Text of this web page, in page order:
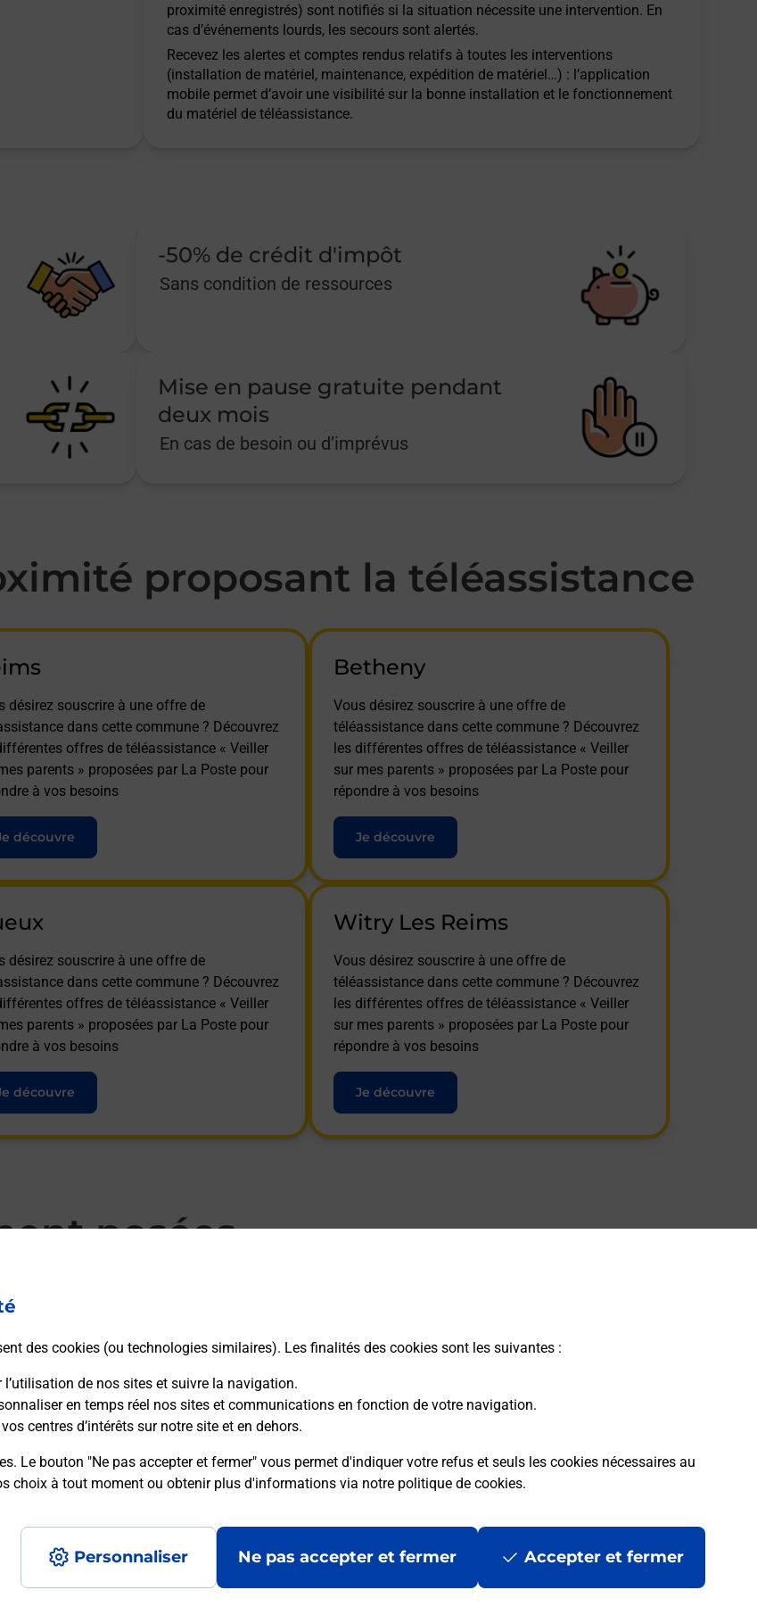
des cookies (ou technologies similaires). Les finalités des cookies sont les suivantes :
de nos sites et suivre la navigation.
en temps réel nos sites et communications en fonction de votre navigation.
centres d’intérêts sur notre site et en dehors.
Le bouton "Ne pas accepter et fermer" vous permet d'indiquer votre refus et seuls les cookies nécessaires au
choix à tout moment ou obtenir plus d'informations via notre politique de cookies.
Personnaliser Ne pas accepter et fermer Accepter et fermer
proximité enregistrés) sont notifiés si la situation nécessite une intervention. En
cas d’événements lourds, les secours sont alertés.
Recevez les alertes et comptes rendus relatifs à toutes les interventions
(installation de matériel, maintenance, expédition de matériel…) : l’application
mobile permet d’avoir une visibilité sur la bonne installation et le fonctionnement
du matériel de téléassistance.
-50% de crédit d'impôt
Sans condition de ressources
Mise en pause gratuite pendant
deux mois
En cas de besoin ou d’imprévus
proposant la téléassistance
désirez souscrire à une offre de
dans cette commune ? Découvrez
offres de téléassistance « Veiller
parents » proposées par La Poste pour
à vos besoins
découvre
Betheny
Vous désirez souscrire à une offre de
téléassistance dans cette commune ? Découvrez
les différentes offres de téléassistance « Veiller
sur mes parents » proposées par La Poste pour
répondre à vos besoins
Je découvre
désirez souscrire à une offre de
dans cette commune ? Découvrez
offres de téléassistance « Veiller
parents » proposées par La Poste pour
à vos besoins
découvre
Witry Les Reims
Vous désirez souscrire à une offre de
téléassistance dans cette commune ? Découvrez
les différentes offres de téléassistance « Veiller
sur mes parents » proposées par La Poste pour
répondre à vos besoins
Je découvre
posées
qu’est ce que c’est ?
?
: partiellement conforme Mentions légales Données personnelles et cookies